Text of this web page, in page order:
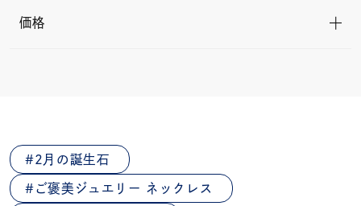
価格
2月の誕生石
ご褒美ジュエリー ネックレス